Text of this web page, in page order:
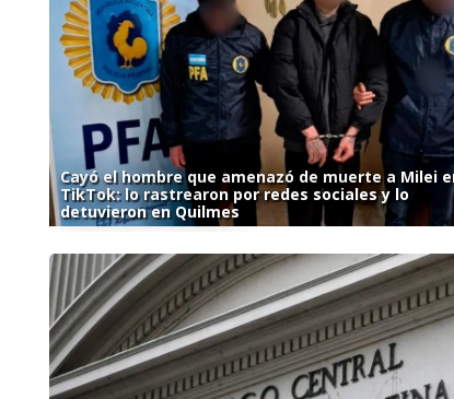
Cayó el hombre que amenazó de muerte a Milei
TikTok: lo rastrearon por redes sociales y lo
detuvieron en Quilmes